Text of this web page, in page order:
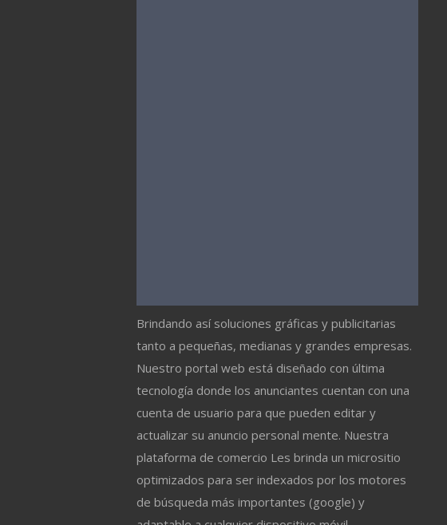
Brindando así soluciones gráficas y publicitarias
tanto a pequeñas, medianas y grandes empresas.
Nuestro portal web está diseñado con última
tecnología donde los anunciantes cuentan con una
cuenta de usuario para que pueden editar y
actualizar su anuncio personal mente. Nuestra
plataforma de comercio Les brinda un micrositio
optimizados para ser indexados por los motores
de búsqueda más importantes (google) y